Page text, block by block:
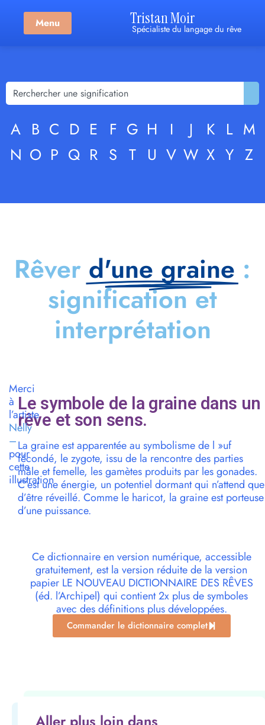
Menu Tristan Moir
Spécialiste du langage du rêve
A B C D E F G H I J K L M
N O P Q R S T U V W X Y Z
Rêver d'une graine :
signification et
interprétation
Le symbole de la graine dans un
rêve et son sens.
La graine est apparentée au symbolisme de l »uf
fécondé, le zygote, issu de la rencontre des parties
mâle et femelle, les gamètes produits par les gonades.
C’est une énergie, un potentiel dormant qui n’attend que
d’être réveillé. Comme le haricot, la graine est porteuse
d’une puissance.
Ce dictionnaire en version numérique, accessible
gratuitement, est la version réduite de la version
papier LE NOUVEAU DICTIONNAIRE DES RÊVES
(éd. l’Archipel) qui contient 2x plus de symboles
avec des définitions plus développées.
Commander le dictionnaire complet
Merci
à
l’artiste
Nelly
–
pour
cette
illustration